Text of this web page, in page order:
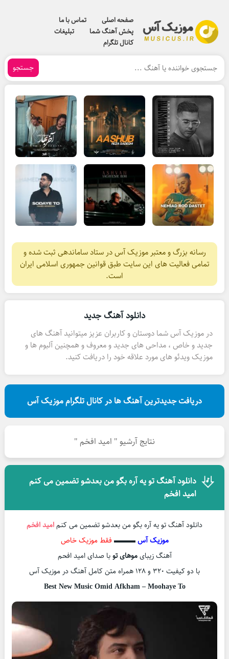
صفحه اصلی
تماس با ما
پخش آهنگ شما
تبلیغات
کانال تلگرام
جستجو
رسانه بزرگ و معتبر موزیک آس در ستاد ساماندهی ثبت شده و
تمامی فعالیت های این سایت طبق قوانین جمهوری اسلامی ایران
است.
دانلود آهنگ جدید
در موزیک آس شما دوستان و کاربران عزیز میتوانید آهنگ های
جدید و خاص ، مداحی های جدید و معروف و همچنین آلبوم ها و
موزیک ویدئو های مورد علاقه خود را دریافت کنید.
دریافت جدیدترین آهنگ ها در کانال تلگرام موزیک آس
نتایج آرشیو " امید افخم "
دانلود آهنگ تو یه آره بگو من بعدشو تضمین می کنم
امید افخم
دانلود آهنگ تو یه آره بگو من بعدشو تضمین می کنمامید افخم
موزیک آس▬▬▬ فقط موزیک خاص
آهنگ زیبایموهای توبا صدای امید افحم
با دو کیفیت ۳۲۰ و ۱۲۸ همراه متن کامل آهنگ در موزیک آس
Best New Music Omid Afkham – Moohaye To